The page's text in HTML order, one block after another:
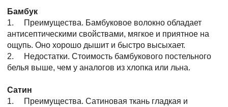
Бамбук
1. Преимущества. Бамбуковое волокно обладает
антисептическими свойствами, мягкое и приятное на
ощупь. Оно хорошо дышит и быстро высыхает.
2. Недостатки. Стоимость бамбукового постельного
белья выше, чем у аналогов из хлопка или льна.
Сатин
1. Преимущества. Сатиновая ткань гладкая и